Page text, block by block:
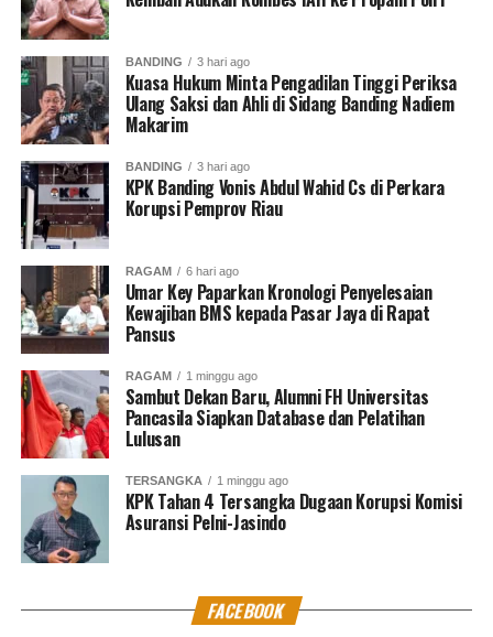
Channel YouTube, Instagram dan Tik Tok.
RELATED TOPICS: EKSEKUSI
KEJARI MAKASAR
TERPIDANA
UP NEXT
Susun Dakwaan Tiga Tersangka Korupsi Garuda
Indonesia, Kejagung segera serahkan ke PN Jakarta
Pusat
DON'T MISS
Kejagung Tunggu Berkas Perkara Penipuan Affiliator
Dilengkapi.
Muhammad Shiddiq
BANDING 3 hari ago
Kuasa Hukum Minta Pengadilan Tinggi Periksa
Ulang Saksi dan Ahli di Sidang Banding Nadiem
Makarim
BANDING 3 hari ago
KPK Banding Vonis Abdul Wahid Cs di Perkara
Korupsi Pemprov Riau
RAGAM 6 hari ago
Umar Key Paparkan Kronologi Penyelesaian
Kewajiban BMS kepada Pasar Jaya di Rapat
Pansus
RAGAM 1 minggu ago
Sambut Dekan Baru, Alumni FH Universitas
Pancasila Siapkan Database dan Pelatihan
Lulusan
TERSANGKA 1 minggu ago
KPK Tahan 4 Tersangka Dugaan Korupsi Komisi
Asuransi Pelni-Jasindo
FACEBOOK